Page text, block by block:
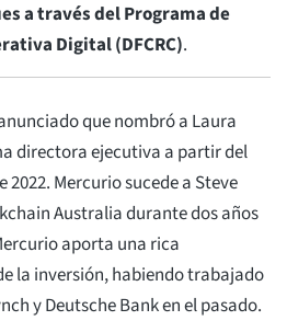
a través del Programa de
Digital (DFCRC).
que nombró a Laura
directora ejecutiva a partir del
2022. Mercurio sucede a Steve
Australia durante dos años
aporta una rica
la inversión, habiendo trabajado
y Deutsche Bank en el pasado.